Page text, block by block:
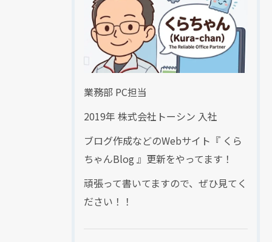
業務部 PC担当
2019年 株式会社トーシン 入社
ブログ作成などのWebサイト『 くら
ちゃんBlog 』更新をやってます！
頑張って書いてますので、ぜひ見てく
ださい！！